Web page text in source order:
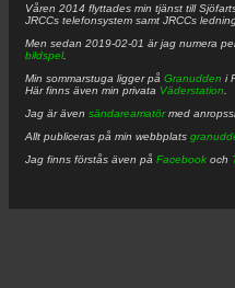
Våren 2014 flyttades min tjänst till
JRCCs telefonsystem samt JRCCs
Men sedan 2019-02-01 är jag numera
bildspel.
Min sommarstuga ligger på Granudden i
Här finns även min privata Väderstation
Jag är även sändareamatörmed
Allt publiceras på min webbplats
Jag finns förstås även på Facebook och